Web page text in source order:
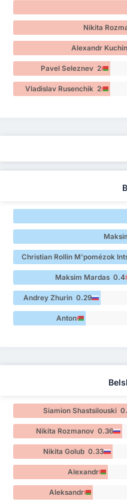
Nikita
Alexandr
Pavel Seleznev 2
Vladislav Rusenchik 2
Christian Rollin M'pomézok
Maksim Mardas 0.4
Andrey Zhurin 0.29
Anton
Siamion Shastsilouski
Nikita Rozmanov 0.36
Nikita Golub 0.33
Alexandr
Kuchinskiy 0.31
Aleksandr